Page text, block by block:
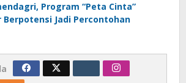
Program “Peta Cinta”
Berpotensi Jadi Percontohan